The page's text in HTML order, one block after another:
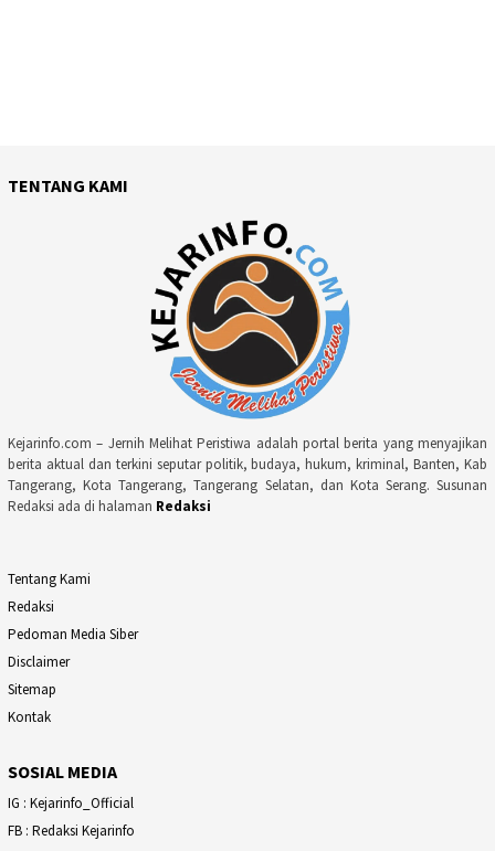
TENTANG KAMI
Kejarinfo.com – Jernih Melihat Peristiwa adalah portal berita yang menyajikan
berita aktual dan terkini seputar politik, budaya, hukum, kriminal, Banten, Kab
Tangerang, Kota Tangerang, Tangerang Selatan, dan Kota Serang. Susunan
Redaksi ada di halaman Redaksi
Tentang Kami
Redaksi
Pedoman Media Siber
Disclaimer
Sitemap
Kontak
SOSIAL MEDIA
IG : Kejarinfo_Official
FB : Redaksi Kejarinfo